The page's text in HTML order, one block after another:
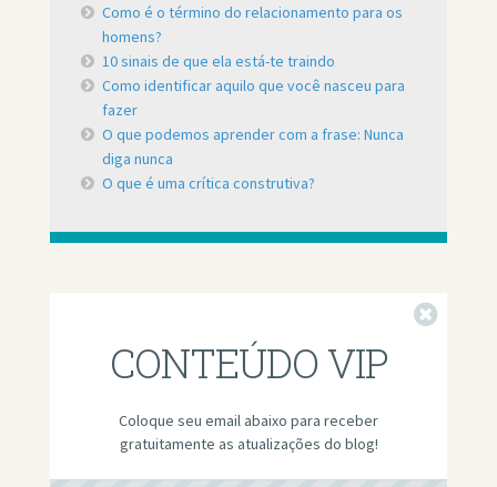
Como é o término do relacionamento para os
homens?
10 sinais de que ela está-te traindo
Como identificar aquilo que você nasceu para
fazer
O que podemos aprender com a frase: Nunca
diga nunca
O que é uma crítica construtiva?
CONTEÚDO VIP
Coloque seu email abaixo para receber
gratuitamente as atualizações do blog!